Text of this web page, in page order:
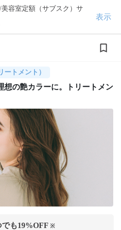
容室定額（サブスク）サ
表示
トメント）
想の艶カラーに。トリートメン
も19%OFF ※